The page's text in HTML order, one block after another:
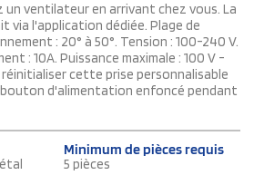
un ventilateur en arrivant chez vous. La
via l'application dédiée. Plage de
: 20° à 50°. Tension : 100-240 V.
: 10A. Puissance maximale : 100 V -
réinitialiser cette prise personnalisable
d'alimentation enfoncé pendant
Minimum de pièces requis
5 pièces